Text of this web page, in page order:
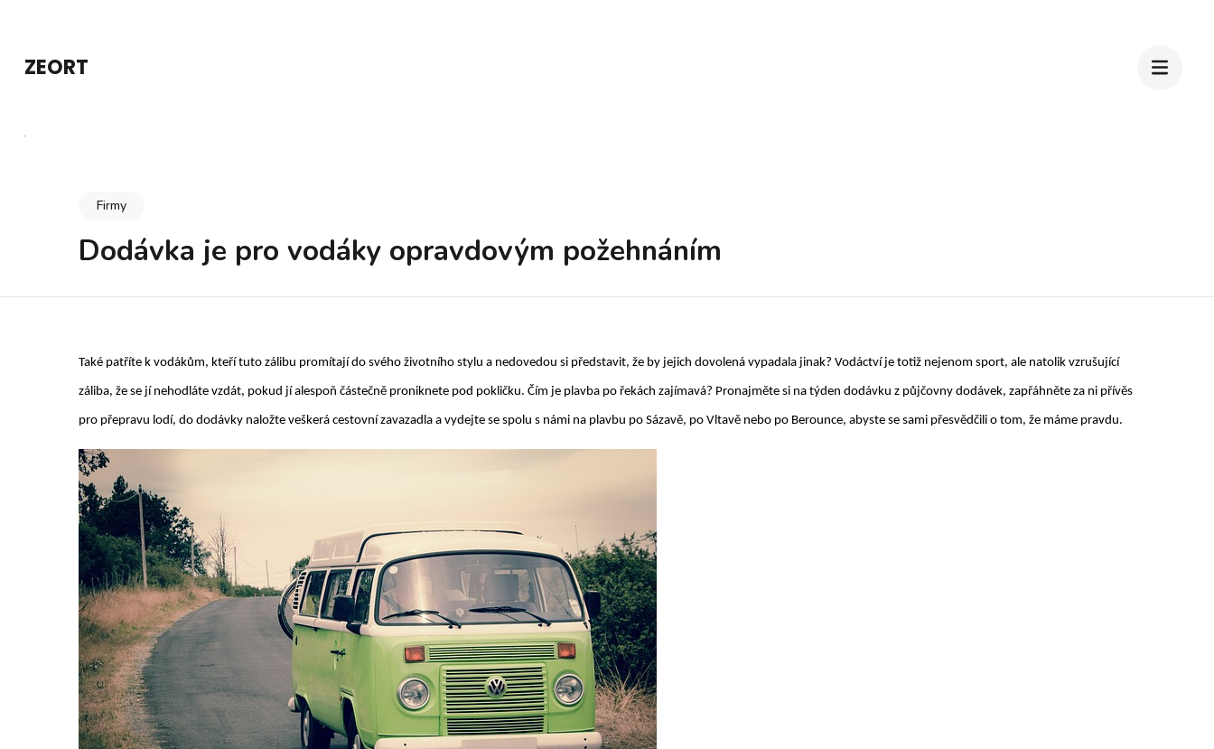
obsahZEORT
Firmy
Dodávka je pro vodáky opravdovým požehnáním
Také patříte k vodákům, kteří tuto zálibu promítají do svého životního stylu a nedovedou si představit, že by jejich dovolená vypadala jinak? Vodáctví je totiž nejenom sport, ale natolik vzrušující
záliba, že se jí nehodláte vzdát, pokud jí alespoň částečně proniknete pod pokličku. Čím je plavba po řekách zajímavá? Pronajměte si na týden dodávku z půjčovny dodávek, zapřáhněte za ni přívěs
pro přepravu lodí, do dodávky naložte veškerá cestovní zavazadla a vydejte se spolu s námi na plavbu po Sázavě, po Vltavě nebo po Berounce, abyste se sami přesvědčili o tom, že máme pravdu.